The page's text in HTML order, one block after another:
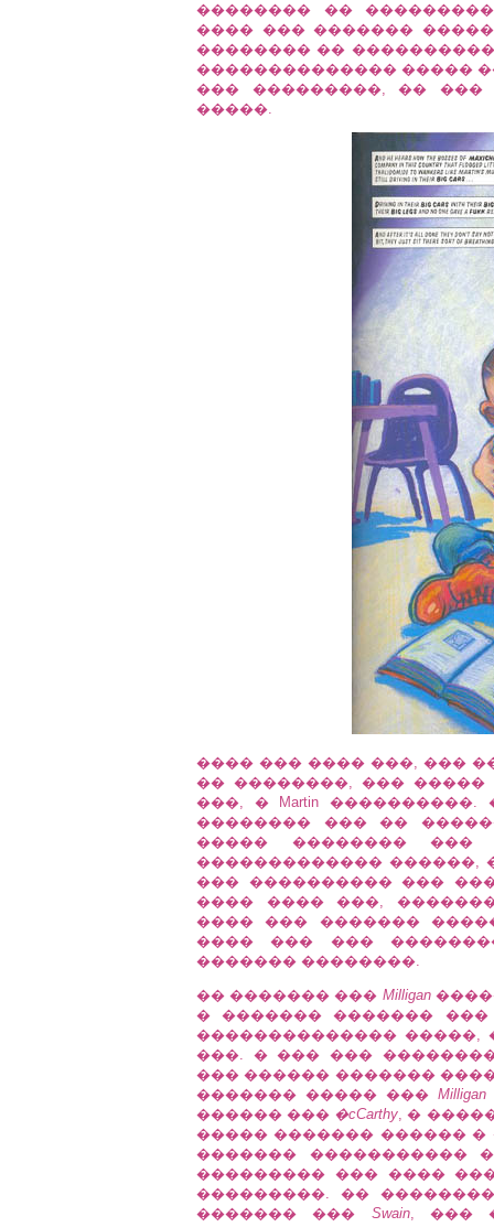
�������� ��
���� ��� �������
�������� ��
�������������� �����
��� ���������, �� ���
�����.
���� ��� ���� ���, ���
�� ��������, ���
���, � Martin
�������� ��� ��
����� ��������
������������� ������,
��� ���������� ���
���� ���� ���,
���� ��� �������
���� ��� ���
������� ��������.
�� ������� ��� Milligan
� ������� ������� ���
�������������� �����,
���. � ��� ���
��� ������ �������
������� ����� ��� Milligan
������ ��� �cCarthy, �
����� ������� ������ �
������� �����������
��������� ��� ����
���������. ��
������� ��� Swain, ���